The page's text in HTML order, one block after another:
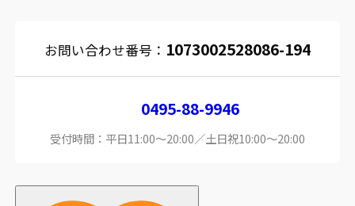
お問い合わせ番号： 1073002528086-194
0495-88-9946
受付時間：平日11:00～20:00／土日祝10:00～20:00